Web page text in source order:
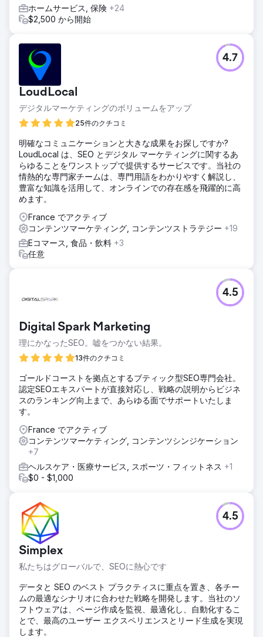
ジと情報ページを共同で成長させました。また、テクニカル
SEO、オンページ最適化、内部リンクアーキテクチャ、モバ
イル対応、速度、画像最適化についても再構築を行いまし
結果
4年間でオーガニックトラフィックは1000%以上増加しまし
た。ブランドはGoogleで10万以上のキーワードにランクイ
ンし、2万以上のキーワードで1ページ目に表示され、1,000
1,000のキーワードで1ページ目に表示され、約200のキーワ
ードで1位を獲得しました。この成長は、Şampiyon Filtreの
献しました。Magna DijitalとŞampiyon Filtreのコラボレーシ
ョンは継続しています。
エージェンシーページに移動
ホームサービス, 保険 +24
$2,500 から開始
LoudLocal
デジタルマーケティングのボリュームをアップ
25件のクチコミ
4.7
明確なコミュニケーションと大きな成果をお探しですか?
LoudLocal は、SEO とデジタル マーケティングに関するあ
らゆることをワンストップで提供するサービスです。当社の
情熱的な専門家チームは、専門用語をわかりやすく解説し、
豊富な知識を活用して、オンラインでの存在感を飛躍的に高
めます。
France でアクティブ
コンテンツマーケティング, コンテンツストラテジー +19
Eコマース, 食品・飲料 +3
任意
Digital Spark Marketing
理にかなったSEO。嘘をつかない結果。
13件のクチコミ
4.5
ゴールドコーストを拠点とするブティック型SEO専門会社。
認定SEOエキスパートが直接対応し、戦略の説明からビジネ
スのランキング向上まで、あらゆる面でサポートいたしま
す。
France でアクティブ
コンテンツマーケティング, コンテンツシンジケーション
+7
ヘルスケア・医療サービス, スポーツ・フィットネス +1
$0 - $1,000
Simplex
私たちはグローバルで、SEOに熱心です
4.5
データと SEO のベスト プラクティスに重点を置き、各チー
ムの最適なシナリオに合わせた戦略を開発します。当社のソ
フトウェアは、ページ作成を監視、最適化し、自動化するこ
とで、最高のユーザー エクスペリエンスとリード生成を実現
します。